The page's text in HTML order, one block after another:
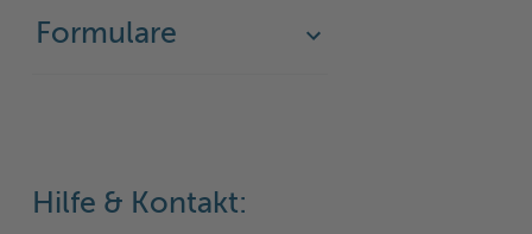
Formulare
Hilfe & Kontakt: